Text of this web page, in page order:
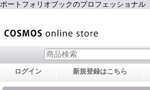
ポートフォリオブックのプロフェッショナル
ログイン 新規登録はこちら